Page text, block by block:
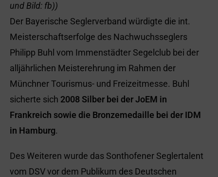
und Bild: fb))
Der Bayerische Seglerverband würdigte die int.
Meisterschaftserfolge des Nachwuchsseglers
Philipp Buhl vom Immenstädter Segelclub bei der
alljährlichen Meisterehrung im Rahmen der
Münchner Tourismus- und Freizeitmesse. Buhl
sicherte sich 2008 Silber bei der JoEM in
Frankreich sowie die Bronzemedaille bei der IDM
in Hamburg.
Des Weiteren wurde das Sonthofener Seglertalent
vom DSV vor dem Publikum des Deutschen